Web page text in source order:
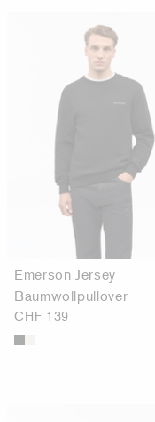
Emerson Jersey
Baumwollpullover
CHF 139